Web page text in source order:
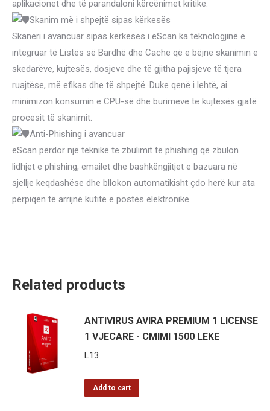
aplikacionet dhe të parandaloni kërcënimet kritike.
Skanim më i shpejtë sipas kërkesës
Skaneri i avancuar sipas kërkesës i eScan ka teknologjinë e
integruar të Listës së Bardhë dhe Cache që e bëjnë skanimin e
skedarëve, kujtesës, dosjeve dhe të gjitha pajisjeve të tjera
ruajtëse, më efikas dhe të shpejtë. Duke qenë i lehtë, ai
minimizon konsumin e CPU-së dhe burimeve të kujtesës gjatë
procesit të skanimit.
Anti-Phishing i avancuar
eScan përdor një teknikë të zbulimit të phishing që zbulon
lidhjet e phishing, emailet dhe bashkëngjitjet e bazuara në
sjellje keqdashëse dhe bllokon automatikisht çdo herë kur ata
përpiqen të arrijnë kutitë e postës elektronike.
Related products
ANTIVIRUS AVIRA PREMIUM 1 LICENSE
1 VJECARE - CMIMI 1500 LEKE
L13
Add to cart